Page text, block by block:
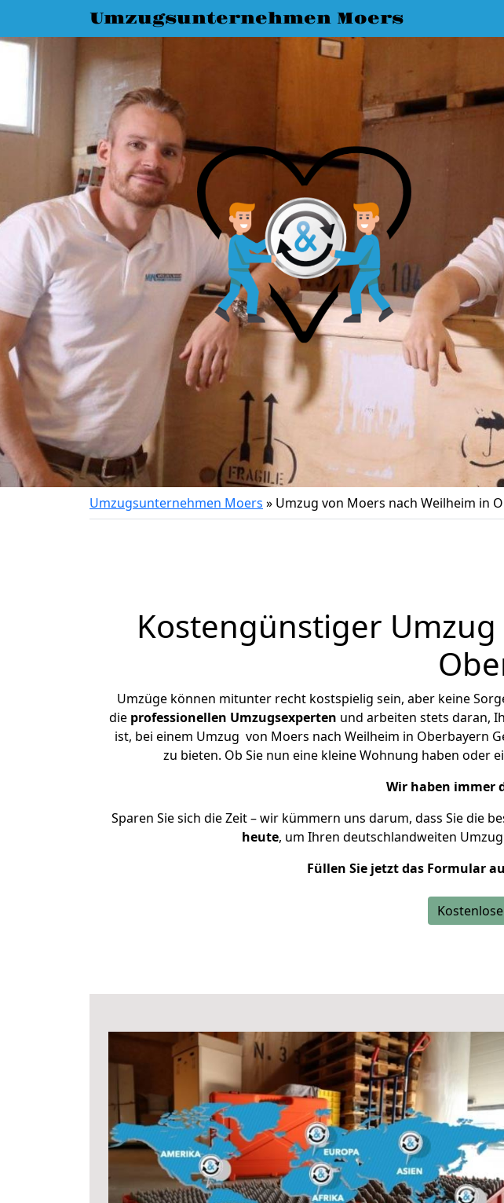
Umzugsunternehmen Moers
Umzugsunternehmen Moers » Umzug von Moers nach Weilheim in
Kostengünstiger
Umzüge können mitunter recht kostspielig sein, aber keine
die professionellen Umzugsexperten und arbeiten stets daran,
ist, bei einem Umzug von Moers nach Weilheim in Oberbayern
zu bieten. Ob Sie nun eine kleine Wohnung haben oder
Wir haben immer
Sparen Sie sich die Zeit – wir kümmern uns darum, dass Sie die
heute, um Ihren deutschlandweiten
Füllen Sie jetzt das Formular